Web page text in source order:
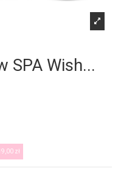
SPA Wish...
zł